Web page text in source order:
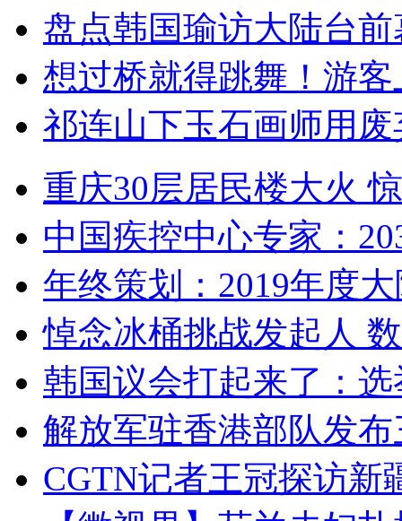
盘点韩国瑜访大陆台
想过桥就得跳舞！游客
祁连山下玉石画师用
重庆30层居民楼大火
中国疾控中心专家：
年终策划：2019年度
悼念冰桶挑战发起人
韩国议会打起来了：
解放军驻香港部队发
CGTN记者王冠探访新